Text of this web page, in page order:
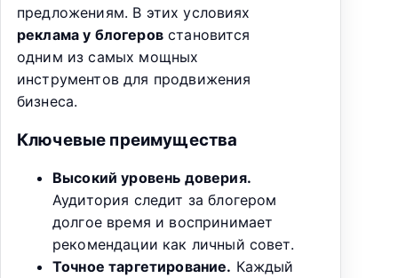
предложениям. В этих условиях
реклама у блогеровстановится
одним из самых мощных
инструментов для продвижения
бизнеса.
Ключевые преимущества
Высокий уровень доверия.
Аудитория следит за блогером
долгое время и воспринимает
рекомендации как личный совет.
Точное таргетирование. Каждый